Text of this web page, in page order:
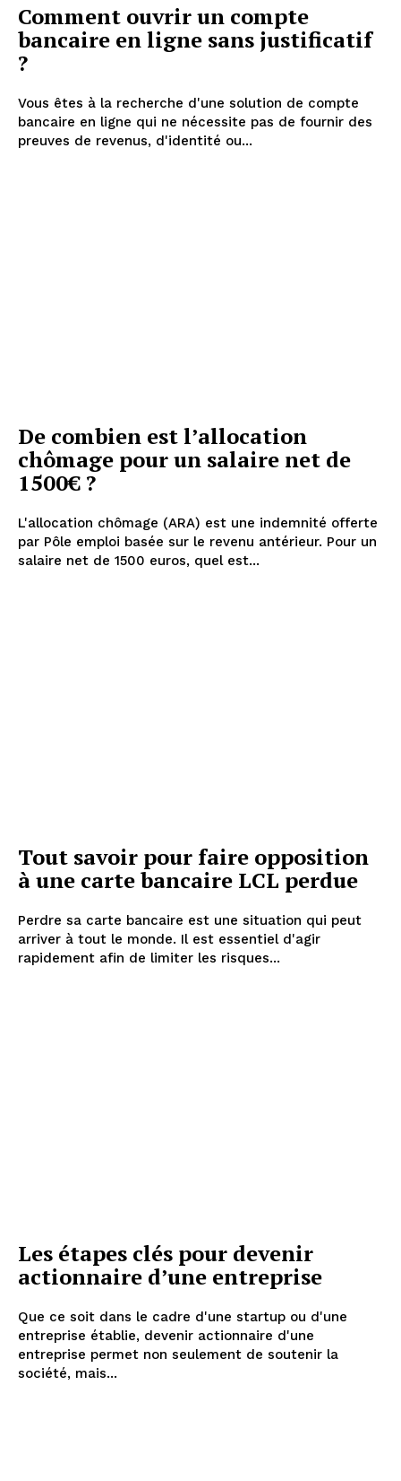
Comment ouvrir un compte
bancaire en ligne sans justificatif
?
Vous êtes à la recherche d'une solution de compte
bancaire en ligne qui ne nécessite pas de fournir des
preuves de revenus, d'identité ou...
De combien est l’allocation
chômage pour un salaire net de
1500€ ?
L'allocation chômage (ARA) est une indemnité offerte
par Pôle emploi basée sur le revenu antérieur. Pour un
salaire net de 1500 euros, quel est...
Tout savoir pour faire opposition
à une carte bancaire LCL perdue
Perdre sa carte bancaire est une situation qui peut
arriver à tout le monde. Il est essentiel d'agir
rapidement afin de limiter les risques...
Les étapes clés pour devenir
actionnaire d’une entreprise
Que ce soit dans le cadre d'une startup ou d'une
entreprise établie, devenir actionnaire d'une
entreprise permet non seulement de soutenir la
société, mais...